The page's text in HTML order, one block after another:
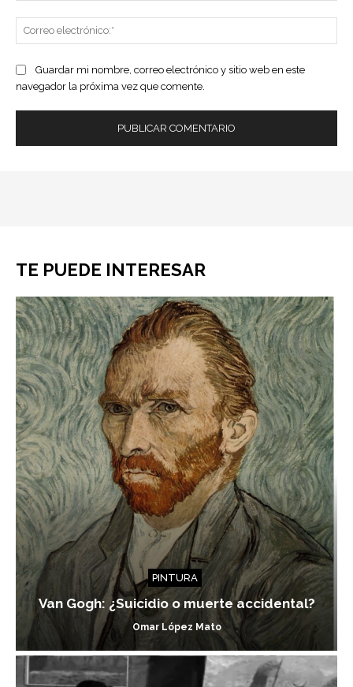
Guardar mi nombre, correo electrónico y sitio web en este
navegador la próxima vez que comente.
TE PUEDE INTERESAR
PINTURA
Van Gogh: ¿Suicidio o muerte accidental?
Omar López Mato